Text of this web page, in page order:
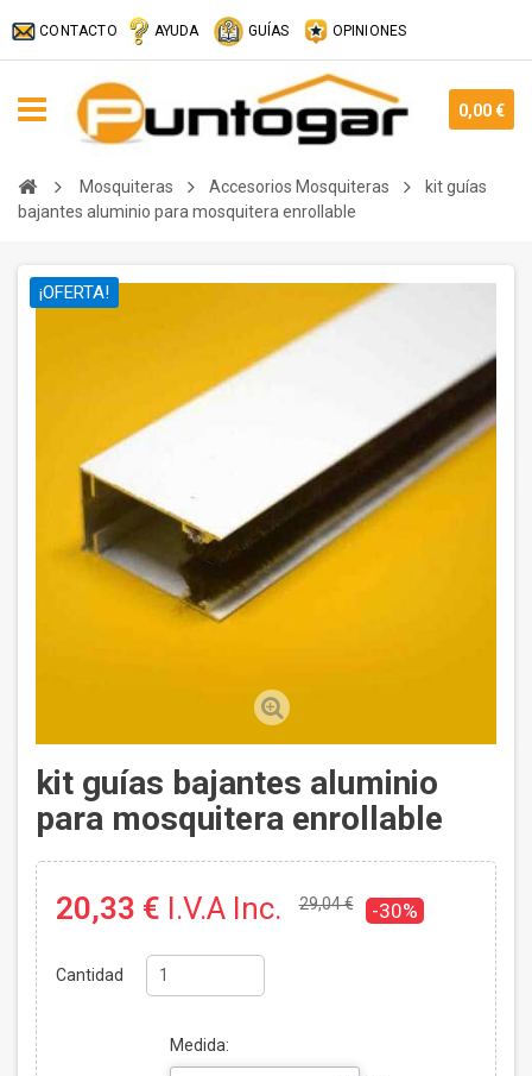
CONTACTO AYUDA GUÍAS OPINIONES
0,00 €
Mosquiteras Accesorios Mosquiteras
kit guías
bajantes aluminio para mosquitera enrollable
¡OFERTA!
kit guías bajantes aluminio
para mosquitera enrollable
20,33 € I.V.A Inc. 29,04 € -30%
Cantidad
Medida: